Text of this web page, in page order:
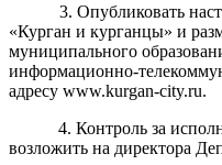
3. Опубликовать
«Курган и курганцы» и
муниципального
информационно-
адресу www.kurgan-city.ru.
4. Контроль за
возложить на директора